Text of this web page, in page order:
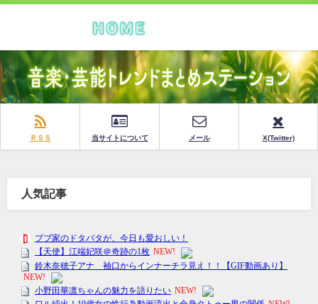
ＲＳＳ 当サイトについて メール X(Twitter)
人気記事